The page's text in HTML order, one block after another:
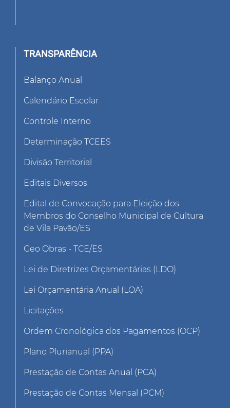
TRANSPARÊNCIA
Balanço Anual
Calendário Escolar
Controle Interno
Determinação TCEES
Divisão Territorial
Editais Diversos
Edital de Convocação para Eleição dos
Membros do Conselho Municipal de Cultura
de Vila Pavão/ES
Geo Obras - TCE/ES
Lei de Diretrizes Orçamentárias (LDO)
Lei Orçamentária Anual (LOA)
Licitações
Ordem Cronológica dos Pagamentos (OCP)
Plano Plurianual (PPA)
Prestação de Contas Anual (PCA)
Prestação de Contas Mensal (PCM)